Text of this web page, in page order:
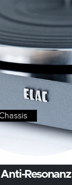
Anti-Resonanz